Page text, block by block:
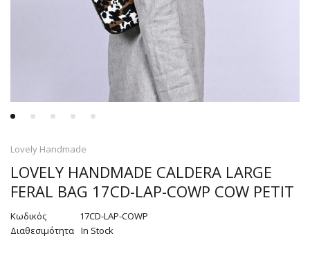
Lovely Handmade
LOVELY HANDMADE CALDERA LARGE
FERAL BAG 17CD-LAP-COWP COW PETIT
Κωδικός
17CD-LAP-COWP
Διαθεσιμότητα In Stock